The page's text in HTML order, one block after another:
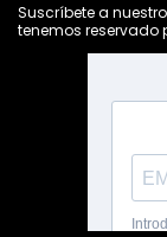
Suscríbete a
tenemos reservado